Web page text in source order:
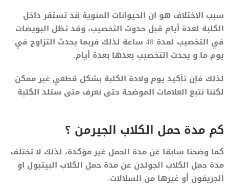
سبب الاختلاف هو ان الحيوانات المنوية قد تستقر داخل
الكلبة لعدة أيام قبل حدوث التخصيب، وقد تظل البويضات
في التخصيب لمدة 48 ساعة لذلك فربما يحدث التزاوج في
يوم ما و يحدث التخصيب بعدها بعدة أيام.
لذلك فإن تأكيد يوم ولادة الكلبة بشكل قطعي غير ممكن
لكننا نتبع العلامات الموضحة حتى نعرف متى ستلد الكلبة
كم مدة حمل الكلاب الجيرمن ؟
كما وضحنا سابقا غن مدة الحمل غير مؤكدة، لذلك لا تختلف
مدة حمل الكلاب الجولدن عن مدة حمل الكلاب البيتبول او
الجريفون أو غيرها من السلالات.